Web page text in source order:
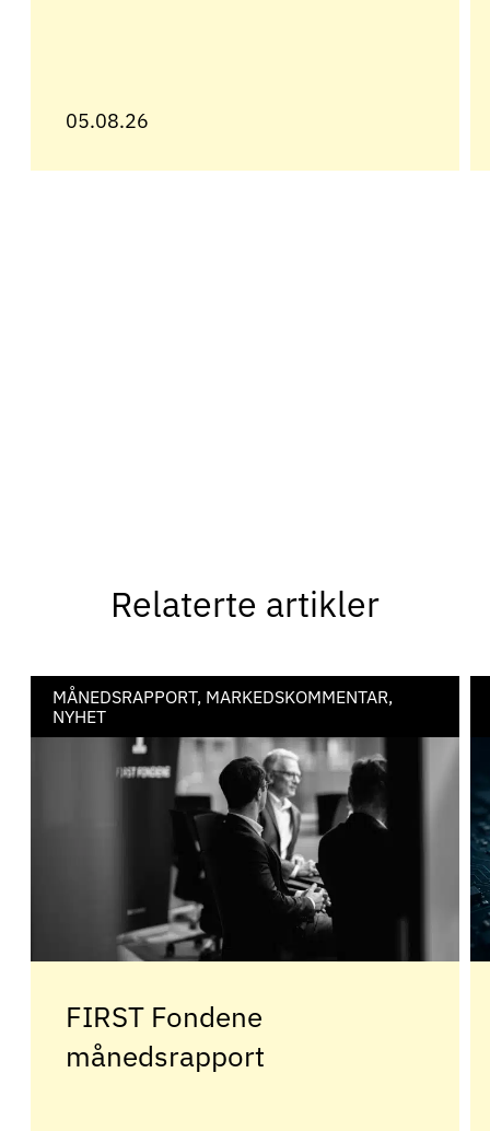
05.08.26
Relaterte artikler
MÅNEDSRAPPORT, MARKEDSKOMMENTAR,
NYHET
FIRST Fondene
månedsrapport